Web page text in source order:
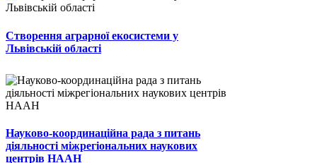
Створення аграрної екосистеми у
Львівській області
Науково-координаційна рада з питань
діяльності міжрегіональних наукових
центрів НААН